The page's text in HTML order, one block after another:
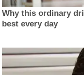
Why this ordinary
best every day